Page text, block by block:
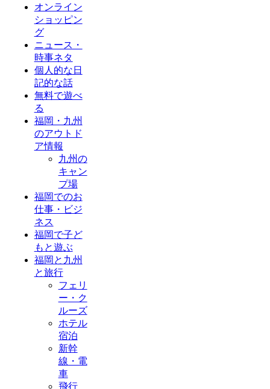
オンライン
ショッピン
グ
ニュース・
時事ネタ
個人的な日
記的な話
無料で遊べ
る
福岡・九州
のアウトド
ア情報
九州の
キャン
プ場
福岡でのお
仕事・ビジ
ネス
福岡で子ど
もと遊ぶ
福岡と九州
と旅行
フェリ
ー・ク
ルーズ
ホテル
宿泊
新幹
線・電
車
飛行